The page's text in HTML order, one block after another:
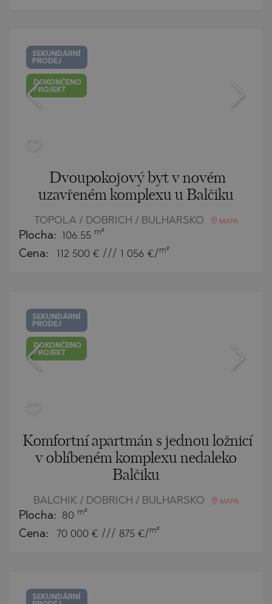
SEKUNDÁRNÍ
PRODEJ
DOKONČENO
PROJEKT
Dvoupokojový byt v novém
uzavřeném komplexu u Balčiku
TOPOLA / DOBRICH / BULHARSKO MAPA
Plocha: 106.55 m²
Cena: 112 500 € /// 1 056 €/ m²
SEKUNDÁRNÍ
PRODEJ
DOKONČENO
PROJEKT
Komfortní apartmán s jednou ložnicí
v oblíbeném komplexu nedaleko
Balčiku
BALCHIK / DOBRICH / BULHARSKO MAPA
Plocha: 80 m²
Cena: 70 000 € /// 875 €/ m²
SEKUNDÁRNÍ